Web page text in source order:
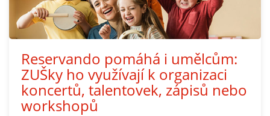
Reservando pomáhá i umělcům:
ZUŠky ho využívají k organizaci
koncertů, talentovek, zápisů nebo
workshopů